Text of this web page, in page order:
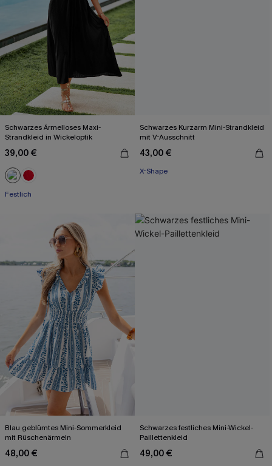
Schwarzes Ärmelloses Maxi-
Strandkleid in Wickeloptik
39,00 €
Festlich
Schwarzes Kurzarm Mini-Strandkleid
mit V-Ausschnitt
43,00 €
X-Shape
Blau geblümtes Mini-Sommerkleid
mit Rüschenärmeln
48,00 €
Schwarzes festliches Mini-Wickel-
Paillettenkleid
49,00 €